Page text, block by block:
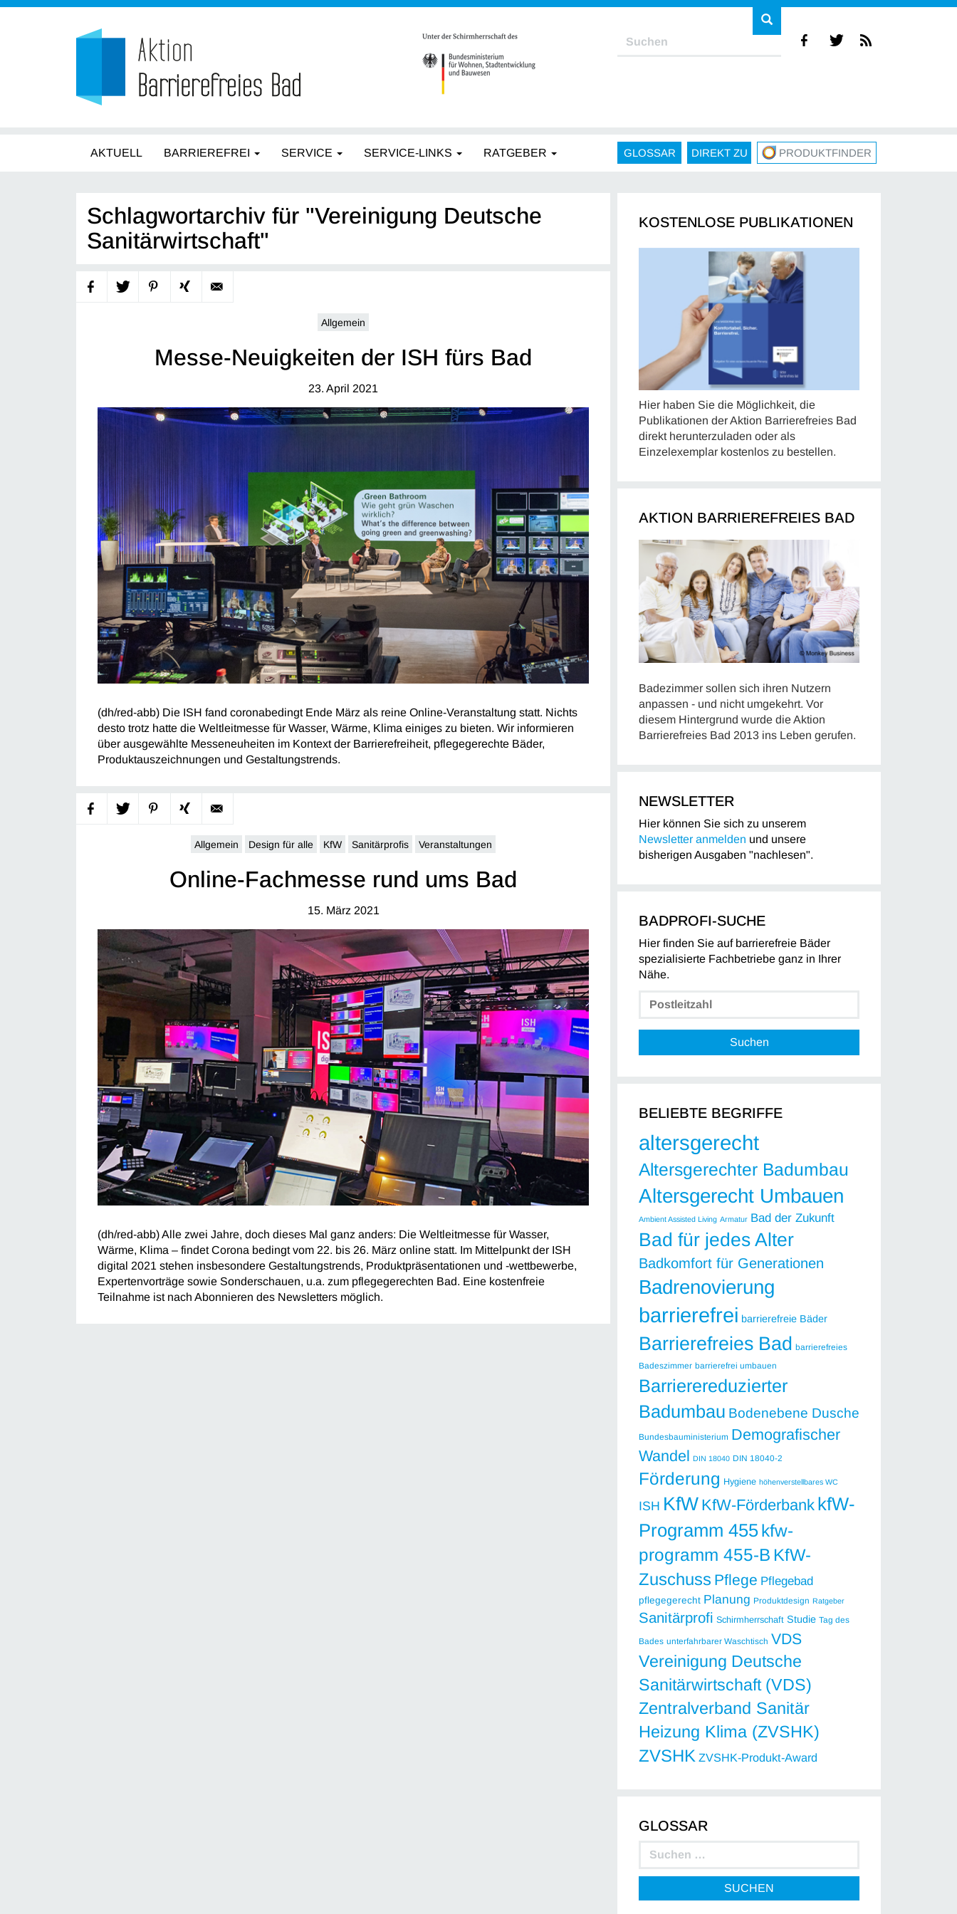
AKTUELL BARRIEREFREI SERVICE SERVICE-LINKS RATGEBER GLOSSAR DIREKT ZU PRODUKTFINDER
Schlagwortarchiv für "Vereinigung Deutsche
Sanitärwirtschaft"
Allgemein
Messe-Neuigkeiten der ISH fürs Bad
23. April 2021
(dh/red-abb) Die ISH fand coronabedingt Ende März als reine Online-Veranstaltung statt. Nichts
desto trotz hatte die Weltleitmesse für Wasser, Wärme, Klima einiges zu bieten. Wir informieren
über ausgewählte Messeneuheiten im Kontext der Barrierefreiheit, pflegegerechte Bäder,
Produktauszeichnungen und Gestaltungstrends.
Allgemein Design für alle KfW Sanitärprofis Veranstaltungen
Online-Fachmesse rund ums Bad
15. März 2021
(dh/red-abb) Alle zwei Jahre, doch dieses Mal ganz anders: Die Weltleitmesse für Wasser,
Wärme, Klima – findet Corona bedingt vom 22. bis 26. März online statt. Im Mittelpunkt der ISH
digital 2021 stehen insbesondere Gestaltungstrends, Produktpräsentationen und -wettbewerbe,
Expertenvorträge sowie Sonderschauen, u.a. zum pflegegerechten Bad. Eine kostenfreie
Teilnahme ist nach Abonnieren des Newsletters möglich.
KOSTENLOSE PUBLIKATIONEN
Hier haben Sie die Möglichkeit, die
Publikationen der Aktion Barrierefreies Bad
direkt herunterzuladen oder als
Einzelexemplar kostenlos zu bestellen.
AKTION BARRIEREFREIES BAD
Badezimmer sollen sich ihren Nutzern
anpassen - und nicht umgekehrt. Vor
diesem Hintergrund wurde die Aktion
Barrierefreies Bad 2013 ins Leben gerufen.
NEWSLETTER
Hier können Sie sich zu unserem
Newsletter anmelden und unsere
bisherigen Ausgaben "nachlesen".
BADPROFI-SUCHE
Hier finden Sie auf barrierefreie Bäder
spezialisierte Fachbetriebe ganz in Ihrer
Nähe.
Suchen
BELIEBTE BEGRIFFE
altersgerecht
Altersgerechter Badumbau
Altersgerecht Umbauen
Ambient Assisted Living Armatur Bad der Zukunft
Bad für jedes Alter
Badkomfort für Generationen
Badrenovierung
barrierefrei barrierefreie Bäder
Barrierefreies Bad barrierefreies
Badeszimmer barrierefrei umbauen
Barrierereduzierter
Badumbau Bodenebene Dusche
Bundesbauministerium Demografischer
Wandel DIN 18040 DIN 18040-2
Förderung Hygiene höhenverstellbares WC
ISH KfW KfW-Förderbank kfW-
Programm 455kfw-
programm 455-B KfW-
Zuschuss Pflege Pflegebad
pflegegerecht Planung Produktdesign Ratgeber
Sanitärprofi Schirmherrschaft Studie Tag des
Bades unterfahrbarer Waschtisch VDS
Vereinigung Deutsche
Sanitärwirtschaft (VDS)
Zentralverband Sanitär
Heizung Klima (ZVSHK)
ZVSHK ZVSHK-Produkt-Award
GLOSSAR
SUCHEN